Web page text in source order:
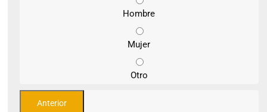
Hombre
Mujer
Otro